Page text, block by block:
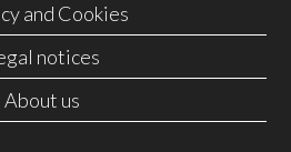
and Cookies
notices
About us